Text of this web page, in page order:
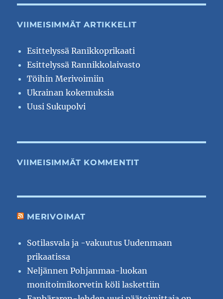
VIIMEISIMMÄT ARTIKKELIT
Esittelyssä Ranikkoprikaati
Esittelyssä Rannikkolaivasto
Töihin Merivoimiin
Ukrainan kokemuksia
Uusi Sukupolvi
VIIMEISIMMÄT KOMMENTIT
MERIVOIMAT
Sotilasvala ja -vakuutus Uudenmaan
prikaatissa
Neljännen Pohjanmaa-luokan
monitoimikorvetin köli laskettiin